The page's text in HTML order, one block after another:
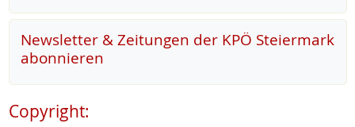
Newsletter & Zeitungen der KPÖ Steiermark
abonnieren
Copyright: